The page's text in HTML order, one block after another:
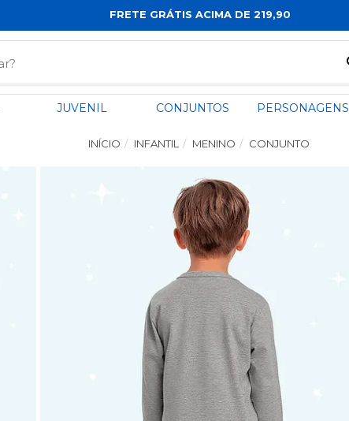
FRETE GRÁTIS ACIMA DE 219,90
JUVENIL CONJUNTOS PERSONAGENS
INÍCIO INFANTIL MENINO CONJUNTO